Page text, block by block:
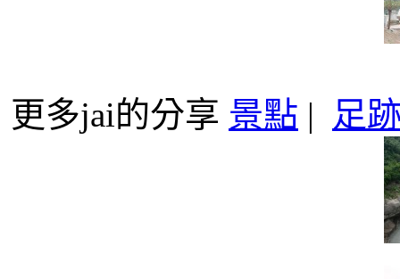
更多jai的分享 景點 | 足